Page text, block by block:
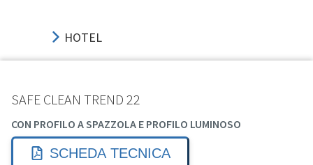
SAFE CLEAN TREND 22
CON PROFILO A SPAZZOLA E PROFILO LUMINOSO
SCHEDA TECNICA
HOTEL
SPORT-EVENTI